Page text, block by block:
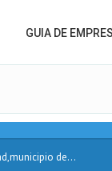
GUIA DE